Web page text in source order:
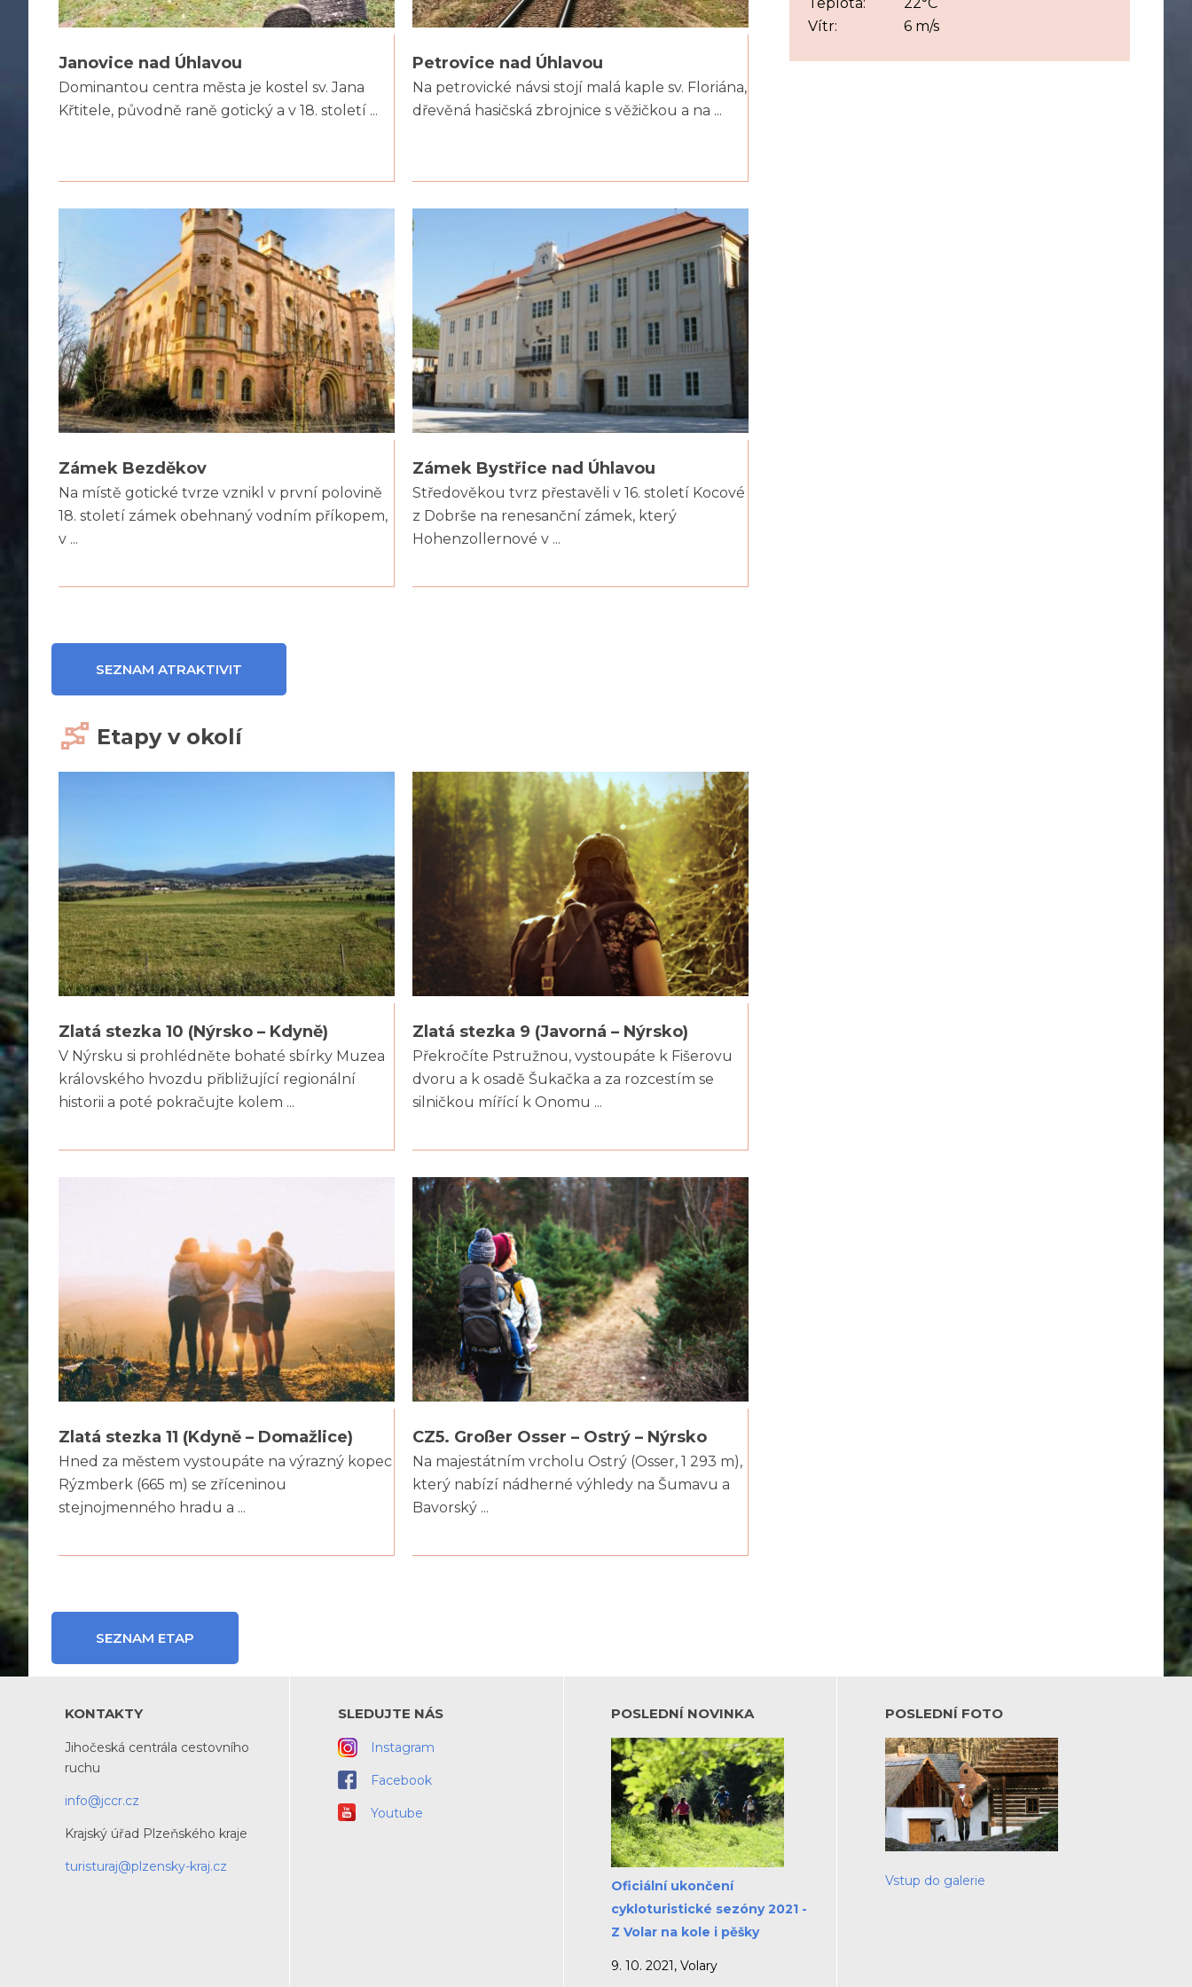
Janovice nad Úhlavou
Dominantou centra města je kostel sv. Jana
Křtitele, původně raně gotický a v 18. století ...
Petrovice nad Úhlavou
Na petrovické návsi stojí malá kaple sv. Floriána,
dřevěná hasičská zbrojnice s věžičkou a na ...
Zámek Bezděkov
Na místě gotické tvrze vznikl v první polovině
18. století zámek obehnaný vodním příkopem,
v ...
Zámek Bystřice nad Úhlavou
Středověkou tvrz přestavěli v 16. století Kocové
z Dobrše na renesanční zámek, který
Hohenzollernové v ...
SEZNAM ATRAKTIVIT
Etapy v okolí
Zlatá stezka 10 (Nýrsko – Kdyně)
V Nýrsku si prohlédněte bohaté sbírky Muzea
královského hvozdu přibližující regionální
historii a poté pokračujte kolem ...
Zlatá stezka 9 (Javorná – Nýrsko)
Překročíte Pstružnou, vystoupáte k Fišerovu
dvoru a k osadě Šukačka a za rozcestím se
silničkou mířící k Onomu ...
Zlatá stezka 11 (Kdyně – Domažlice)
Hned za městem vystoupáte na výrazný kopec
Rýzmberk (665 m) se zříceninou
stejnojmenného hradu a ...
CZ5. Großer Osser – Ostrý – Nýrsko
Na majestátním vrcholu Ostrý (Osser, 1 293 m),
který nabízí nádherné výhledy na Šumavu a
Bavorský ...
SEZNAM ETAP
Vítr:
6 m/s
KONTAKTY
Jihočeská centrála cestovního
ruchu
info@jccr.cz
Krajský úřad Plzeňského kraje
turisturaj@plzensky-kraj.cz
SLEDUJTE NÁS
Instagram
Facebook
Youtube
POSLEDNÍ NOVINKA
Oficiální ukončení
cykloturistické sezóny 2021 -
Z Volar na kole i pěšky
9. 10. 2021, Volary
POSLEDNÍ FOTO
Vstup do galerie